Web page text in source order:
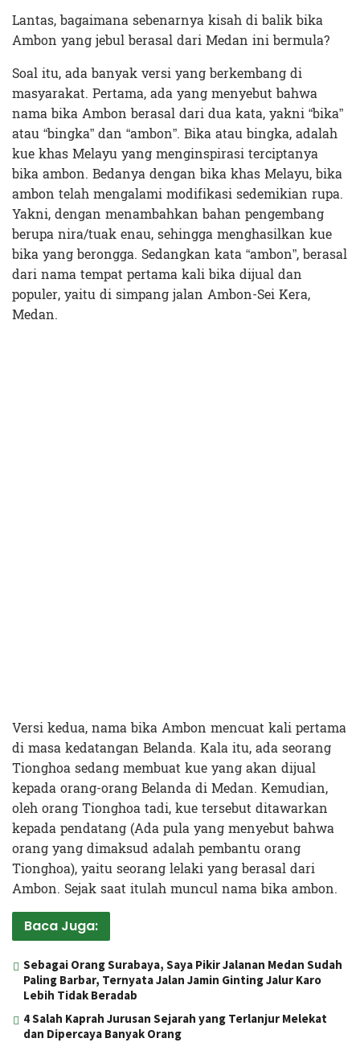
Lantas, bagaimana sebenarnya kisah di balik bika
Ambon yang jebul berasal dari Medan ini bermula?
Soal itu, ada banyak versi yang berkembang di
masyarakat. Pertama, ada yang menyebut bahwa
nama bika Ambon berasal dari dua kata, yakni “bika”
atau “bingka” dan “ambon”. Bika atau bingka, adalah
kue khas Melayu yang menginspirasi terciptanya
bika ambon. Bedanya dengan bika khas Melayu, bika
ambon telahmengalami modifikasi sedemikian rupa.
Yakni, dengan menambahkan bahan pengembang
berupa nira/tuak enau, sehingga menghasilkan kue
bika yang berongga. Sedangkan kata “ambon”, berasal
dari nama tempatpertama kali bika dijual dan
populer, yaitu di simpang jalan Ambon-Sei Kera,
Medan.
Versi kedua, nama bika Ambon mencuat kali pertama
di masa kedatangan Belanda. Kala itu, ada seorang
Tionghoa sedang membuat kue yang akan dijual
kepada orang-orang Belanda di Medan. Kemudian,
oleh orang Tionghoa tadi, kue tersebut ditawarkan
kepada pendatang (Ada pula yang menyebut bahwa
orang yang dimaksud adalah pembantu orang
Tionghoa), yaitu seorang lelaki yang berasal dari
Ambon. Sejak saat itulah muncul nama bika ambon.
Baca Juga:
Sebagai Orang Surabaya, Saya Pikir Jalanan Medan Sudah
Paling Barbar, Ternyata Jalan Jamin Ginting Jalur Karo
Lebih Tidak Beradab
4 Salah Kaprah Jurusan Sejarah yang Terlanjur Melekat
dan Dipercaya Banyak Orang